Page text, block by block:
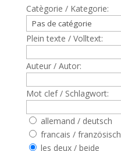
Catègorie / Kategorie:
Plein texte / Volltext:
Auteur / Autor:
Mot clef / Schlagwort:
allemand / deutsch
francais / französisch
les deux / beide